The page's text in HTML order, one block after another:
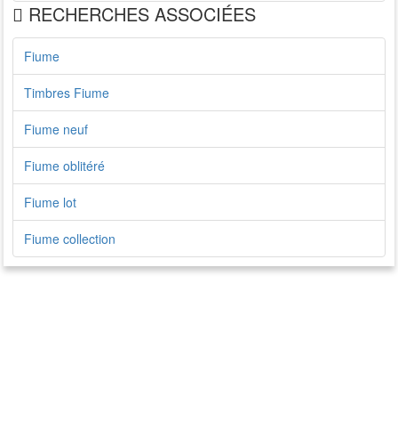
RECHERCHES ASSOCIÉES
Fiume
Timbres Fiume
Fiume neuf
Fiume oblitéré
Fiume lot
Fiume collection